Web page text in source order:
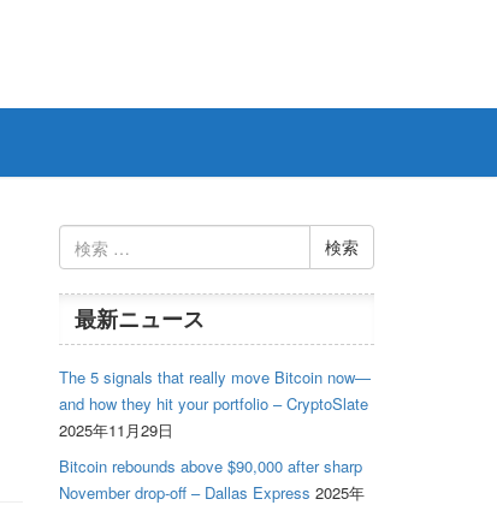
索:
最新ニュース
The 5 signals that really move Bitcoin now—
and how they hit your portfolio – CryptoSlate
2025年11月29日
Bitcoin rebounds above $90,000 after sharp
November drop-off – Dallas Express 2025年